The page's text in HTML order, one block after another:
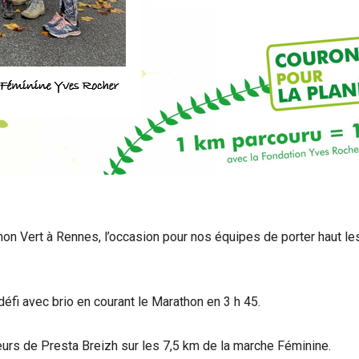
Vert à Rennes, l’occasion pour nos équipes de porter haut
avec brio en courant le Marathon en 3 h 45.
de Presta Breizh sur les 7,5 km de la marche Féminine.